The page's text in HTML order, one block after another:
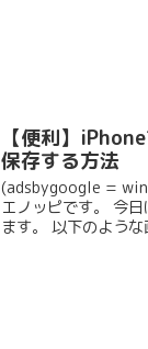
【便利】
保存する方法
(adsbygoogle =
エノッピです。 今
ます。 以下のよう